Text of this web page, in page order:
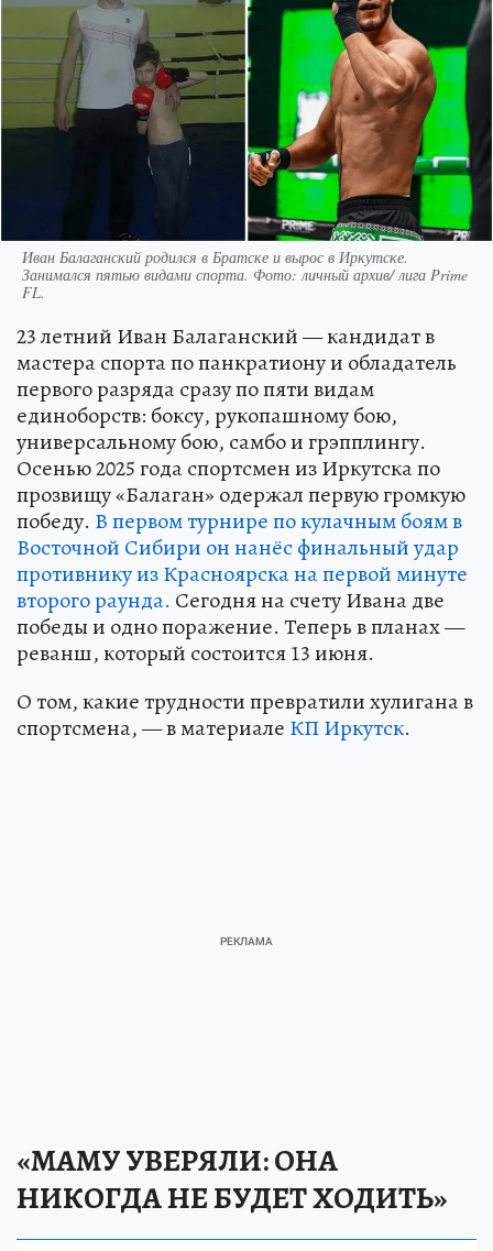
Иван Балаганский родился в Братске и вырос в Иркутске.
Занимался пятью видами спорта. Фото: личный архив/ лига Prime
FL.
23 летний Иван Балаганский — кандидат в
мастера спорта по панкратиону и обладатель
первого разряда сразу по пяти видам
единоборств: боксу, рукопашному бою,
универсальному бою, самбо и грэпплингу.
Осенью 2025 года спортсмен из Иркутска по
прозвищу «Балаган» одержал первую громкую
победу. В первом турнире по кулачным боям в
Восточной Сибири он нанёс финальный удар
противнику из Красноярска на первой минуте
второго раунда. Сегодня на счету Ивана две
победы и одно поражение. Теперь в планах —
реванш, который состоится 13 июня.
О том, какие трудности превратили хулигана в
спортсмена, — в материале КП Иркутск.
«МАМУ УВЕРЯЛИ: ОНА
НИКОГДА НЕ БУДЕТ ХОДИТЬ»